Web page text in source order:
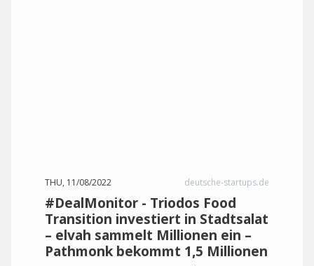
THU, 11/08/2022 deutsche-startups.de
#DealMonitor - Triodos Food
Transition investiert in Stadtsalat
– elvah sammelt Millionen ein –
Pathmonk bekommt 1,5 Millionen